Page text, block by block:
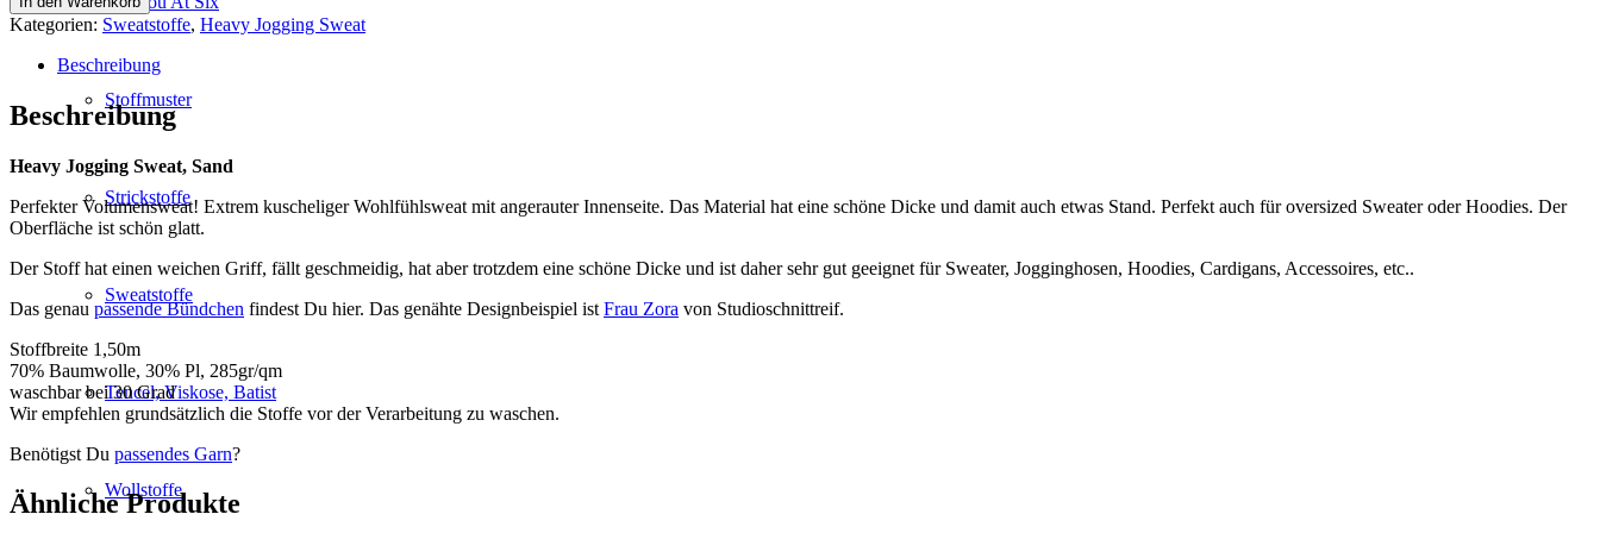
Stoffmuster
Strickstoffe
Sweatstoffe
Tencel, Viskose, Batist
Wollstoffe
Sweat,
Sand
Menge
Kategorien: Sweatstoffe, Heavy Jogging Sweat
Beschreibung
Beschreibung
Heavy Jogging Sweat, Sand
Perfekter Volumensweat! Extrem kuscheliger Wohlfühlsweat mit angerauter Innenseite. Das Material hat eine schöne Dicke und damit auch etwas Stand. Perfekt auch für oversized Sweater oder Hoodies. Der
Oberfläche ist schön glatt.
Der Stoff hat einen weichen Griff, fällt geschmeidig, hat aber trotzdem eine schöne Dicke und ist daher sehr gut geeignet für Sweater, Jogginghosen, Hoodies, Cardigans, Accessoires, etc..
Das genau passende Bündchen findest Du hier. Das genähte Designbeispiel ist Frau Zora von Studioschnittreif.
Stoffbreite 1,50m
70% Baumwolle, 30% Pl, 285gr/qm
waschbar bei 30 Grad
Wir empfehlen grundsätzlich die Stoffe vor der Verarbeitung zu waschen.
Benötigst Du passendes Garn?
Ähnliche Produkte